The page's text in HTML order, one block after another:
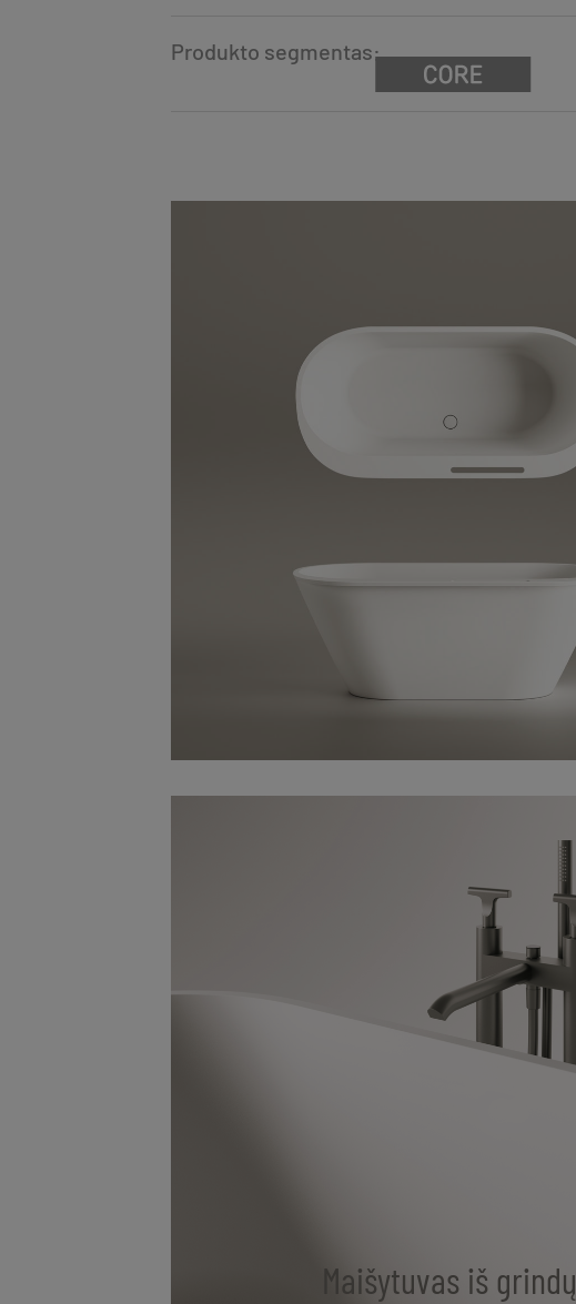
Produkto segmentas:
Maišytuvas iš grindų